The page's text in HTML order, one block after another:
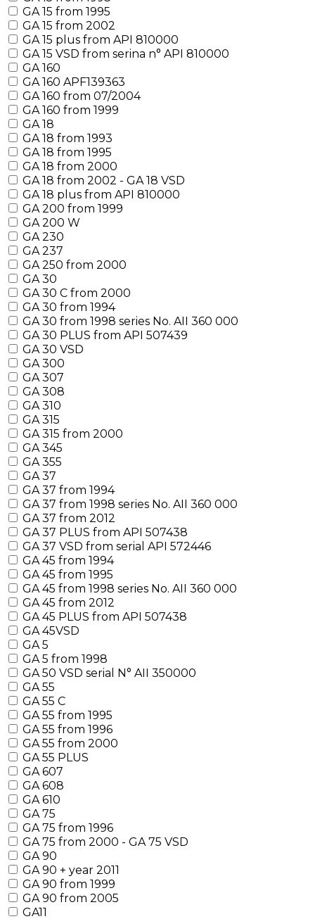
GA 15 from 1995
GA 15 from 2002
GA 15 plus from API 810000
GA 15 VSD from serina n° API 810000
GA 160
GA 160 APF139363
GA 160 from 07/2004
GA 160 from 1999
GA 18
GA 18 from 1993
GA 18 from 1995
GA 18 from 2000
GA 18 from 2002 - GA 18 VSD
GA 18 plus from API 810000
GA 200 from 1999
GA 200 W
GA 230
GA 237
GA 250 from 2000
GA 30
GA 30 C from 2000
GA 30 from 1994
GA 30 from 1998 series No. AII 360 000
GA 30 PLUS from API 507439
GA 30 VSD
GA 300
GA 307
GA 308
GA 310
GA 315
GA 315 from 2000
GA 345
GA 355
GA 37
GA 37 from 1994
GA 37 from 1998 series No. AII 360 000
GA 37 from 2012
GA 37 PLUS from API 507438
GA 37 VSD from serial API 572446
GA 45 from 1994
GA 45 from 1995
GA 45 from 1998 series No. AII 360 000
GA 45 from 2012
GA 45 PLUS from API 507438
GA 45VSD
GA 5
GA 5 from 1998
GA 50 VSD serial N° AII 350000
GA 55
GA 55 C
GA 55 from 1995
GA 55 from 1996
GA 55 from 2000
GA 55 PLUS
GA 607
GA 608
GA 610
GA 75
GA 75 from 1996
GA 75 from 2000 - GA 75 VSD
GA 90
GA 90 + year 2011
GA 90 from 1999
GA 90 from 2005
GA11